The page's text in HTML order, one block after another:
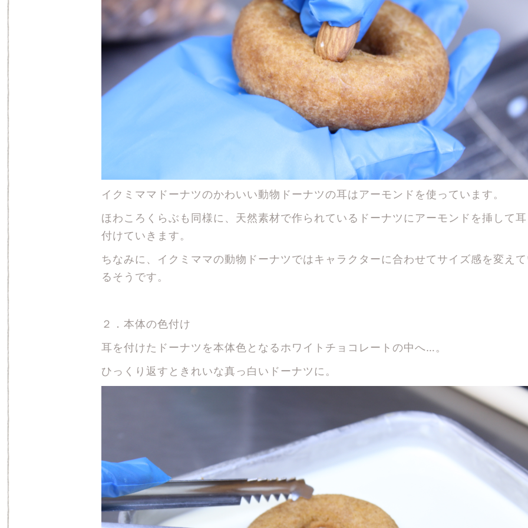
イクミママドーナツのかわいい動物ドーナツの耳はアーモンドを使っています。
ほわころくらぶも同様に、天然素材で作られているドーナツにアーモンドを挿して
付けていきます。
ちなみに、イクミママの動物ドーナツではキャラクターに合わせてサイズ感を変え
るそうです。
２．本体の色付け
耳を付けたドーナツを本体色となるホワイトチョコレートの中へ…。
ひっくり返すときれいな真っ白いドーナツに。